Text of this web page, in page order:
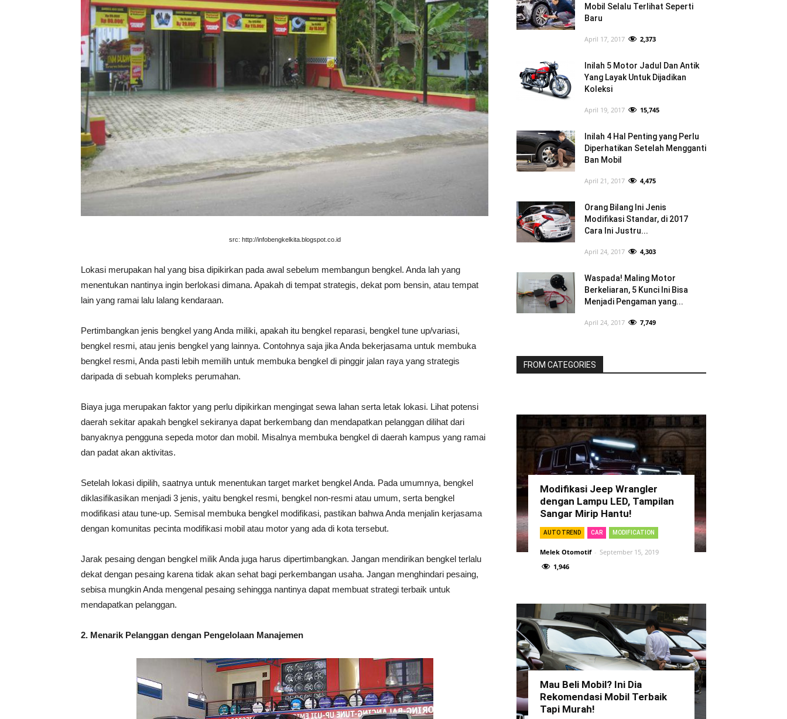
src: http://infobengkelkita.blogspot.co.id
Lokasi merupakan hal yang bisa dipikirkan pada awal sebelum membangun bengkel. Anda lah yang
menentukan nantinya ingin berlokasi dimana. Apakah di tempat strategis, dekat pom bensin, atau tempat
lain yang ramai lalu lalang kendaraan.
Pertimbangkan jenis bengkel yang Anda miliki, apakah itu bengkel reparasi, bengkel tune up/variasi,
bengkel resmi, atau jenis bengkel yang lainnya. Contohnya saja jika Anda bekerjasama untuk membuka
bengkel resmi, Anda pasti lebih memilih untuk membuka bengkel di pinggir jalan raya yang strategis
daripada di sebuah kompleks perumahan.
Biaya juga merupakan faktor yang perlu dipikirkan mengingat sewa lahan serta letak lokasi. Lihat potensi
daerah sekitar apakah bengkel sekiranya dapat berkembang dan mendapatkan pelanggan dilihat dari
banyaknya pengguna sepeda motor dan mobil. Misalnya membuka bengkel di daerah kampus yang ramai
dan padat akan aktivitas.
Setelah lokasi dipilih, saatnya untuk menentukan target market bengkel Anda. Pada umumnya, bengkel
diklasifikasikan menjadi 3 jenis, yaitu bengkel resmi, bengkel non-resmi atau umum, serta bengkel
modifikasi atau tune-up. Semisal membuka bengkel modifikasi, pastikan bahwa Anda menjalin kerjasama
dengan komunitas pecinta modifikasi mobil atau motor yang ada di kota tersebut.
Jarak pesaing dengan bengkel milik Anda juga harus dipertimbangkan. Jangan mendirikan bengkel terlalu
dekat dengan pesaing karena tidak akan sehat bagi perkembangan usaha. Jangan menghindari pesaing,
sebisa mungkin Anda mengenal pesaing sehingga nantinya dapat membuat strategi terbaik untuk
mendapatkan pelanggan.
2. Menarik Pelanggan dengan Pengelolaan Manajemen
Mobil Selalu Terlihat Seperti
Baru
April 17, 2017 2,373
Inilah 5 Motor Jadul Dan Antik
Yang Layak Untuk Dijadikan
Koleksi
April 19, 2017 15,745
Inilah 4 Hal Penting yang Perlu
Diperhatikan Setelah Mengganti
Ban Mobil
April 21, 2017 4,475
Orang Bilang Ini Jenis
Modifikasi Standar, di 2017
Cara Ini Justru...
April 24, 2017 4,303
Waspada! Maling Motor
Berkeliaran, 5 Kunci Ini Bisa
Menjadi Pengaman yang...
April 24, 2017 7,749
FROM CATEGORIES
Modifikasi Jeep Wrangler
dengan Lampu LED, Tampilan
Sangar Mirip Hantu!
AUTO TREND CAR MODIFICATION
Melek Otomotif - September 15, 2019
1,946
Mau Beli Mobil? Ini Dia
Rekomendasi Mobil Terbaik
Tapi Murah!